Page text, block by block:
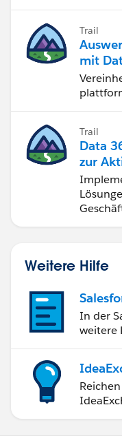
Trail
mit
Trail
Data
zur
Weitere Hilfe
In der
weitere